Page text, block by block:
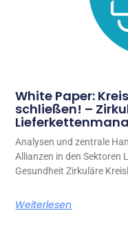
White Paper:
schließen! –
Analysen und zentrale
Allianzen in den Sektoren
Gesundheit Zirkuläre
Weiterlesen